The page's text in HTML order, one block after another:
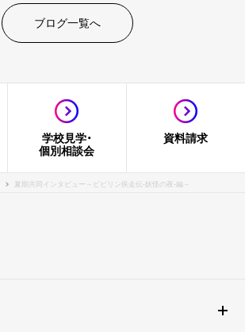
ブログ一覧へ
学校見学・
個別相談会
資料請求
夏期共同インタビュー～ビビリン疾走伝-妖怪の夜-編～